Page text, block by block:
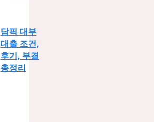
담픽 대부
대출 조건,
후기, 부결
총정리